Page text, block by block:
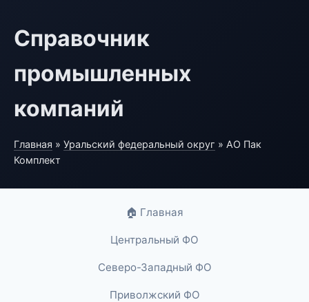
Справочник
промышленных
компаний
Главная » Уральский федеральный округ » АО Пак
Комплект
🏠 Главная
Центральный ФО
Северо-Западный ФО
Приволжский ФО